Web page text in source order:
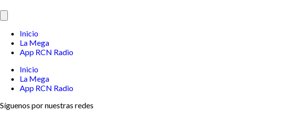
Inicio
La Mega
App RCN Radio
Inicio
La Mega
App RCN Radio
Síguenos por nuestras redes